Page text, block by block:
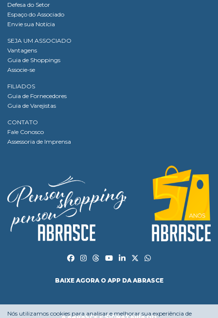
Defesa do Setor
Espaço do Associado
Envie sua Notícia
SEJA UM ASSOCIADO
Vantagens
Guia de Shoppings
Associe-se
FILIADOS
Guia de Fornecedores
Guia de Varejistas
CONTATO
Fale Conosco
Assessoria de Imprensa
BAIXE AGORA O APP DA ABRASCE
Nós utilizamos cookies para analisar e melhorar sua experiência de